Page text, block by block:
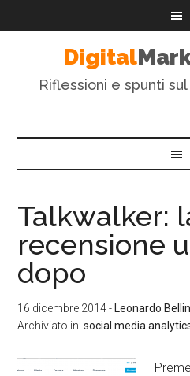
Digital
Riflessioni e spunti
Talkwalker:
recensione
dopo
16 dicembre 2014- Leonardo
Archiviato in:social media